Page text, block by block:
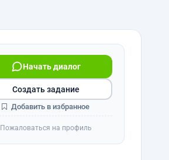
Начать диалог
Создать задание
Добавить в избранное
Пожаловаться на профиль